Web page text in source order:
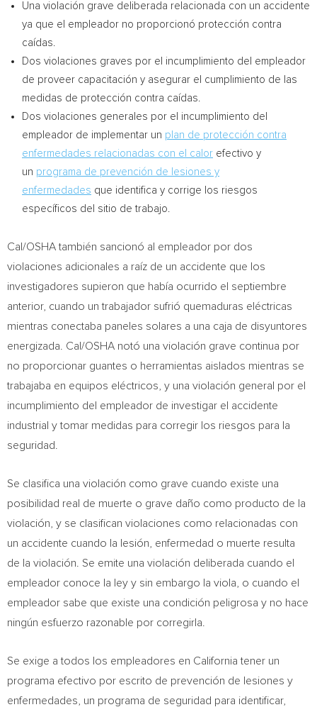
Una violación grave deliberada relacionada con un accidente
ya que el empleador no proporcionó protección contra
caídas.
Dos violaciones graves por el incumplimiento del empleador
de proveer capacitación y asegurar el cumplimiento de las
medidas de protección contra caídas.
Dos violaciones generales por el incumplimiento del
empleador de implementar un plan de protección contra
enfermedades relacionadas con el calor efectivo y
un programa de prevención de lesiones y
enfermedades que identifica y corrige los riesgos
específicos del sitio de trabajo.
Cal/OSHA también sancionó al empleador por dos
violaciones adicionales a raíz de un accidente que los
investigadores supieron que había ocurrido el septiembre
anterior, cuando un trabajador sufrió quemaduras eléctricas
mientras conectaba paneles solares a una caja de disyuntores
energizada. Cal/OSHA notó una violación grave continua por
no proporcionar guantes o herramientas aislados mientras se
trabajaba en equipos eléctricos, y una violación general por el
incumplimiento del empleador de investigar el accidente
industrial y tomar medidas para corregir los riesgos para la
seguridad.
Se clasifica una violación como grave cuando existe una
posibilidad real de muerte o grave daño como producto de la
violación, y se clasifican violaciones como relacionadas con
un accidente cuando la lesión, enfermedad o muerte resulta
de la violación. Se emite una violación deliberada cuando el
empleador conoce la ley y sin embargo la viola, o cuando el
empleador sabe que existe una condición peligrosa y no hace
ningún esfuerzo razonable por corregirla.
Se exige a todos los empleadores en California tener un
programa efectivo por escrito de prevención de lesiones y
enfermedades, un programa de seguridad para identificar,